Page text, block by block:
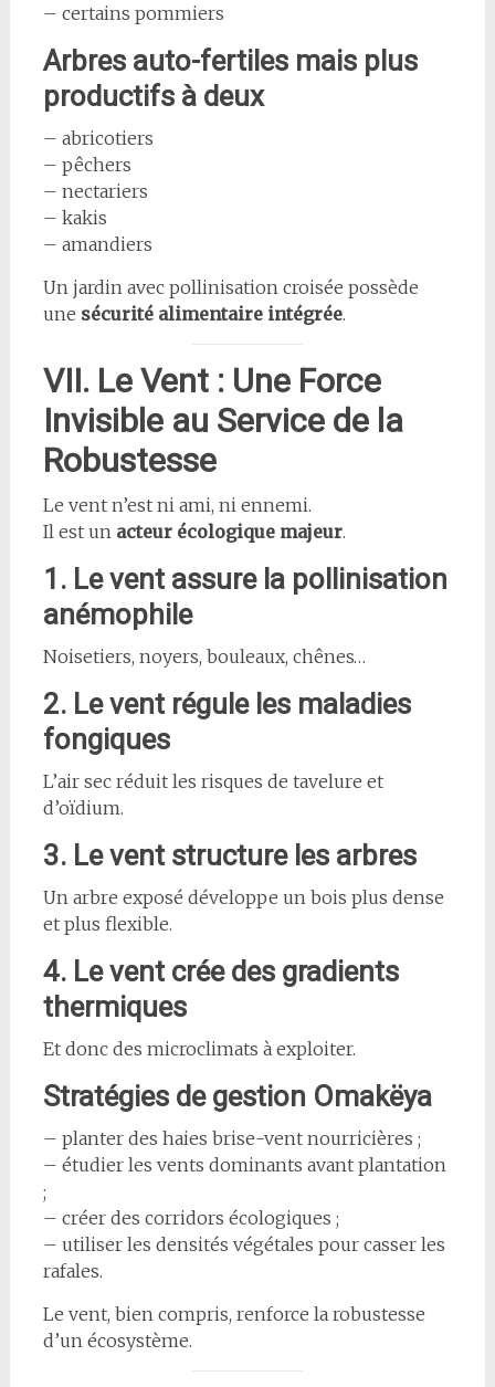
– certains pommiers
Arbres auto-fertiles mais plus
productifs à deux
– abricotiers
– pêchers
– nectariers
– kakis
– amandiers
Un jardin avec pollinisation croisée possède
une sécurité alimentaire intégrée.
VII. Le Vent : Une Force
Invisible au Service de la
Robustesse
Le vent n’est ni ami, ni ennemi.
Il est un acteur écologique majeur.
1. Le vent assure la pollinisation
anémophile
Noisetiers, noyers, bouleaux, chênes…
2. Le vent régule les maladies
fongiques
L’air sec réduit les risques de tavelure et
d’oïdium.
3. Le vent structure les arbres
Un arbre exposé développe un bois plus dense
et plus flexible.
4. Le vent crée des gradients
thermiques
Et donc des microclimats à exploiter.
Stratégies de gestion Omakëya
– planter des haies brise-vent nourricières ;
– étudier les vents dominants avant plantation
;
– créer des corridors écologiques ;
– utiliser les densités végétales pour casser les
rafales.
Le vent, bien compris, renforce la robustesse
d’un écosystème.